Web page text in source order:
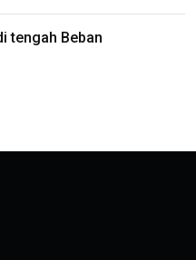
tengah Beban